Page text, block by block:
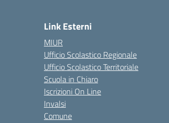
Link Esterni
MIUR
Ufficio Scolastico Regionale
Ufficio Scolastico Territoriale
Scuola in Chiaro
Iscrizioni On Line
Invalsi
Comune